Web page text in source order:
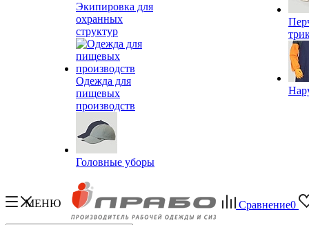
Экипировка для
охранных
структур
Одежда для
пищевых
производств
Головные уборы
МЕНЮ Сравнение0